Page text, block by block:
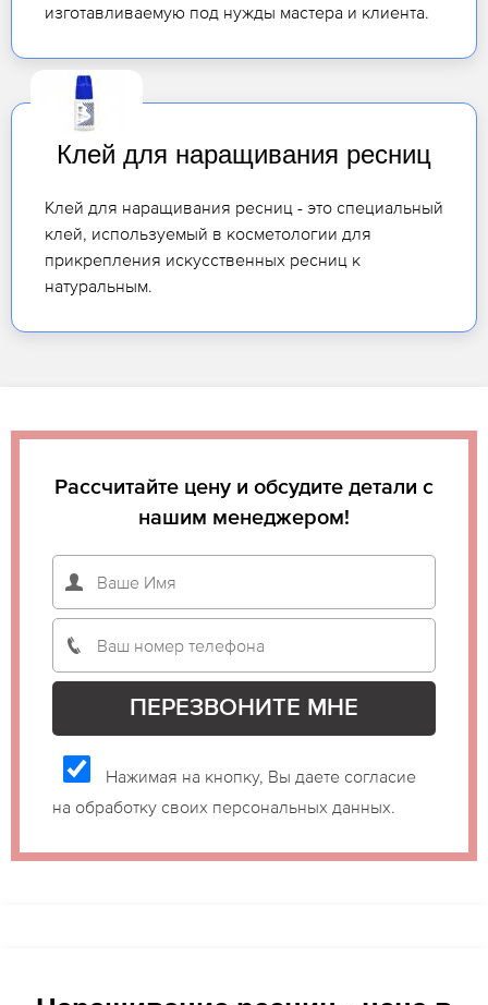
изготавливаемую под нужды мастера и клиента.
Клей для наращивания ресниц
Клей для наращивания ресниц - это специальный
клей, используемый в косметологии для
прикрепления искусственных ресниц к
натуральным.
Рассчитайте цену и обсудите детали с
нашим менеджером!
Нажимая на кнопку, Вы даете согласие
на обработку своих персональных данных.